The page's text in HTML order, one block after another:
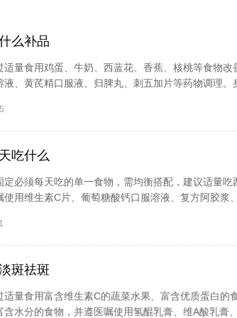
么补品
适量食用鸡蛋、牛奶、西蓝花、香蕉、核桃等食物
液、黄芪精口服液、归脾丸、刺五加片等药物调理。
吃什么
定必须每天吃的单一食物，需均衡搭配，建议适量
使用维生素C片、葡萄糖酸钙口服溶液、复方阿胶浆
斑祛斑
适量食用富含维生素C的蔬菜水果、富含优质蛋白的
水分的食物，并遵医嘱使用氢醌乳膏、维A酸乳膏